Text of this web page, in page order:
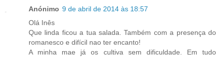
Anónimo 9 de abril de 2014 às 18:57
Olá Inês
Que linda ficou a tua salada. Também com a presença do
romanesco e difícil nao ter encanto!
A minha mae já os cultiva sem dificuldade. Em tudo